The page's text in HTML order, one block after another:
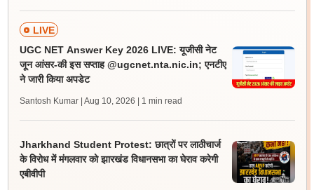
LIVE
UGC NET Answer Key 2026 LIVE: यूजीसी नेट
जून आंसर-की इस सप्ताह @ugcnet.nta.nic.in; एनटीए
ने जारी किया अपडेट
Santosh Kumar | Aug 10, 2026 | 1 min read
Jharkhand Student Protest: छात्रों पर लाठीचार्ज
के विरोध में मंगलवार को झारखंड विधानसभा का घेराव करेगी
एबीवीपी